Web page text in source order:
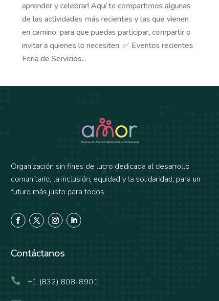
aprender y celebrar! Aquí te compartimos algunas
de las actividades más recientes y las que vienen
en camino, para que puedas participar, compartir o
invitar a quienes lo necesiten. ✅ Eventos recientes
Feria de Servicios...
Organización sin fines de lucro dedicada al desarrollo
comunitario, la inclusión, equidad y la solidaridad, para un
futuro más justo para todos.
Contáctanos
 +1 (832) 808-8901